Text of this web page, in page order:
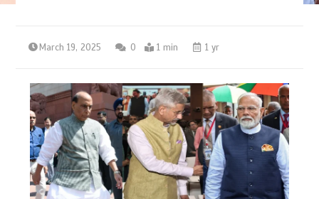
March 19, 2025 0 1 min 1 yr